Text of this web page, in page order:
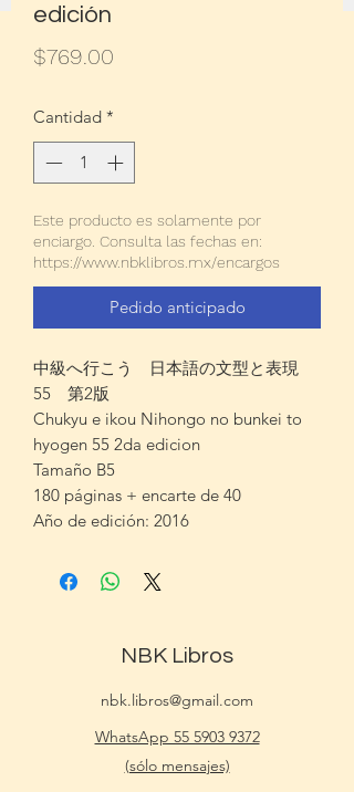
edición
$769.00
Cantidad *
Este producto es solamente por
enciargo. Consulta las fechas en:
https://www.nbklibros.mx/encargos
Pedido anticipado
中級へ行こう 日本語の文型と表現
55 第2版
Chukyu e ikou Nihongo no bunkei to
hyogen 55 2da edicion
Tamaño B5
180 páginas + encarte de 40
Año de edición: 2016
NBK Libros
nbk.libros@gmail.com
WhatsApp 55 5903 9372
(sólo mensajes)